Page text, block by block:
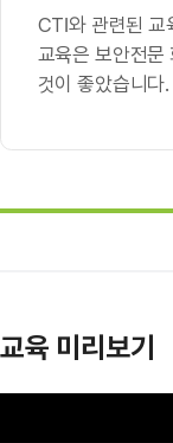
CTI와 관련된 교
교육은 보안전문
것이 좋았습니
교육 미리보기